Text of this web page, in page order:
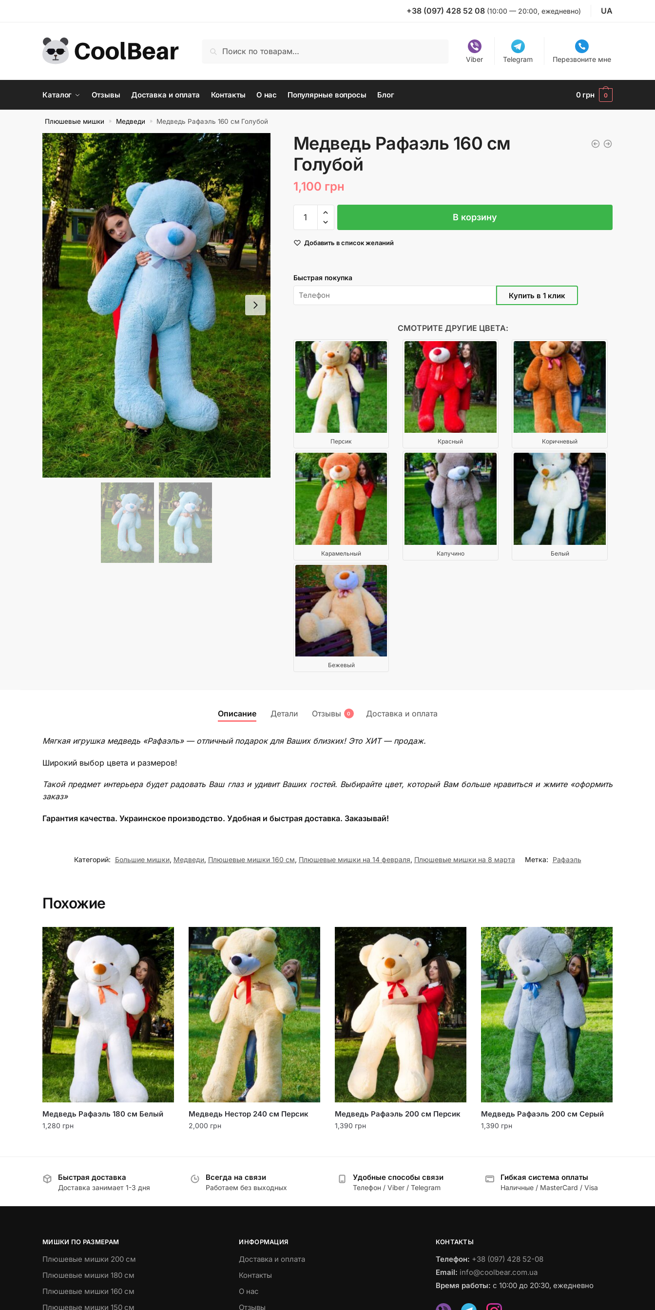
+38 (097) 428 52 08 (10:00 — 20:00, ежедневно) UA
Поиск
Viber Telegram Перезвоните мне
Каталог Отзывы Доставка и оплата Контакты О нас Популярные вопросы Блог 0 грн 0
Плюшевые мишки » Медведи » Медведь Рафаэль 160 см Голубой
Медведь Рафаэль 160 см
Голубой
1,100 грн
Количество
товара
Рафаэль
Голубой
В корзину
Добавить в список желаний
Быстрая покупка
СМОТРИТЕ ДРУГИЕ ЦВЕТА:
Персик Красный Коричневый
Карамельный Капучино Белый
Бежевый
Описание Детали Отзывы 0 Доставка и оплата
Мягкая игрушка медведь «Рафаэль» — отличный подарок для Ваших близких! Это ХИТ — продаж.
Широкий выбор цвета и размеров!
Такой предмет интерьера будет радовать Ваш глаз и удивит Ваших гостей. Выбирайте цвет, который Вам больше нравиться и жмите «оформить
заказ»
Гарантия качества. Украинское производство. Удобная и быстрая доставка. Заказывай!
Категорий: Большие мишки, Медведи, Плюшевые мишки 160 см, Плюшевые мишки на 14 февраля, Плюшевые мишки на 8 марта Метка: Рафаэль
Похожие
Медведь Рафаэль 180 см Белый
1,280 грн
Медведь Нестор 240 см Персик
2,000 грн
Медведь Рафаэль 200 см Персик
1,390 грн
Медведь Рафаэль 200 см Серый
1,390 грн
Быстрая доставка
Доставка занимает 1-3 дня
Всегда на связи
Работаем без выходных
Удобные способы связи
Телефон / Viber / Telegram
Гибкая система оплаты
Наличные / MasterCard / Visa
МИШКИ ПО РАЗМЕРАМ
Плюшевые мишки 200 см
Плюшевые мишки 180 см
Плюшевые мишки 160 см
Плюшевые мишки 150 см
ИНФОРМАЦИЯ
Доставка и оплата
Контакты
О нас
Отзывы
КОНТАКТЫ
Телефон: +38 (097) 428 52-08
Email: info@coolbear.com.ua
Время работы: с 10:00 до 20:30, ежедневно